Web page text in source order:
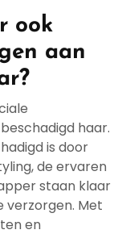
ook
aan
haar.
is door
de ervaren
staan klaar
verzorgen. Met
en